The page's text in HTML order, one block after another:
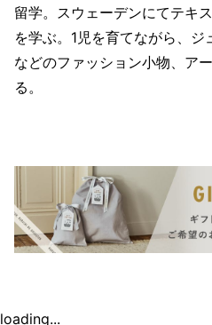
留学。スウェーデンにてテキ
を学ぶ。1児を育てながら、
などのファッション小物、ア
る。
loading...